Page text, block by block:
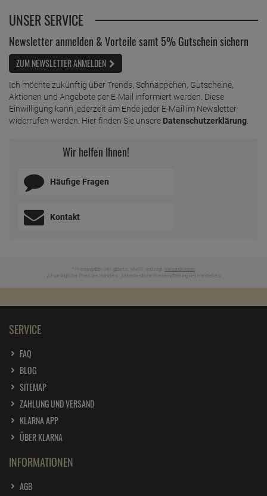
UNSER SERVICE
Newsletter anmelden & Vorteile samt 5% Gutschein sichern
ZUM NEWSLETTER ANMELDEN
Ich möchte zukünftig über Trends, Schnäppchen, Gutscheine,
Aktionen und Angebote per E-Mail informiert werden. Diese
Einwilligung kann jederzeit am Ende jeder E-Mail im Newsletter
widerrufen werden. Hier finden Sie unsere Datenschutzerklärung.
Wir helfen Ihnen!
Häufige Fragen
Kontakt
* Preisangaben inkl. gesetzl. MwSt. und zzgl. Versandkosten
Ursprünglicher Preis des Händlers, Unverbindliche Preisempfehlung des Herstellers
SERVICE
FAQ
BLOG
SITEMAP
ZAHLUNG UND VERSAND
KLARNA APP
ÜBER KLARNA
INFORMATIONEN
AGB